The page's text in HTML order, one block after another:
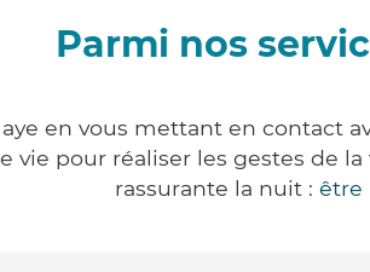
Parmi nos
en vous mettant en contact
vie pour réaliser les gestes de
rassurante la nuit : être